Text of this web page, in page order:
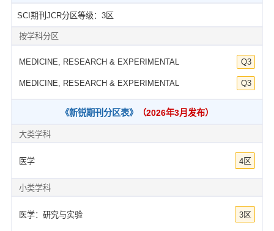
SCI期刊JCR分区等级：3区
按学科分区
MEDICINE, RESEARCH & EXPERIMENTAL Q3
MEDICINE, RESEARCH & EXPERIMENTAL Q3
《新锐期刊分区表》 （2026年3月发布）
大类学科
医学 4区
小类学科
医学：研究与实验 3区